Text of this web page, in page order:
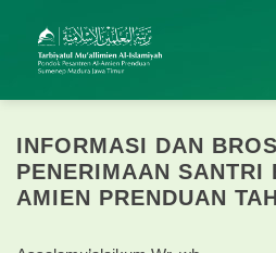
content
INFORMASI DAN
PENERIMAAN SANTRI
AMIEN PRENDUAN